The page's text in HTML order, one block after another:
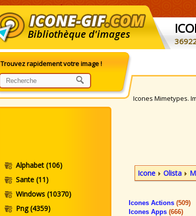
Bibliothèque d'images
Trouvez rapidement votre image !
Alphabet (106)
Sante (11)
Windows (10370)
Png(4359)
Icones Mimetypes.
Icone Olista
Icones Actions (509)
Icones Apps (666)